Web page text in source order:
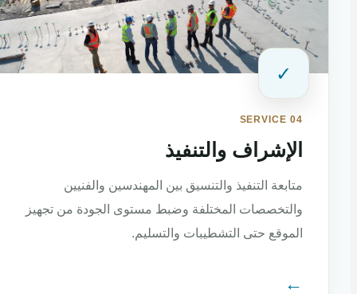
✓
SERVICE 04
الإشراف والتنفيذ
متابعة التنفيذ والتنسيق بين المهندسين والفنيين
والتخصصات المختلفة وضبط مستوى الجودة من تجهيز
الموقع حتى التشطيبات والتسليم.